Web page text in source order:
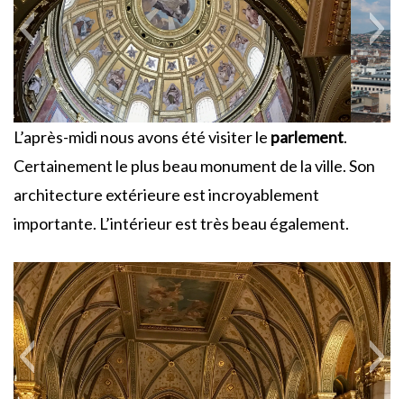
L’après-midi nous avons été visiter le parlement.
Certainement le plus beau monument de la ville. Son
architecture extérieure est incroyablement
importante. L’intérieur est très beau également.